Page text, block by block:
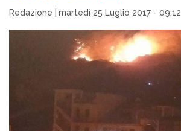
Redazione martedì 25 Luglio 2017 - 09:12